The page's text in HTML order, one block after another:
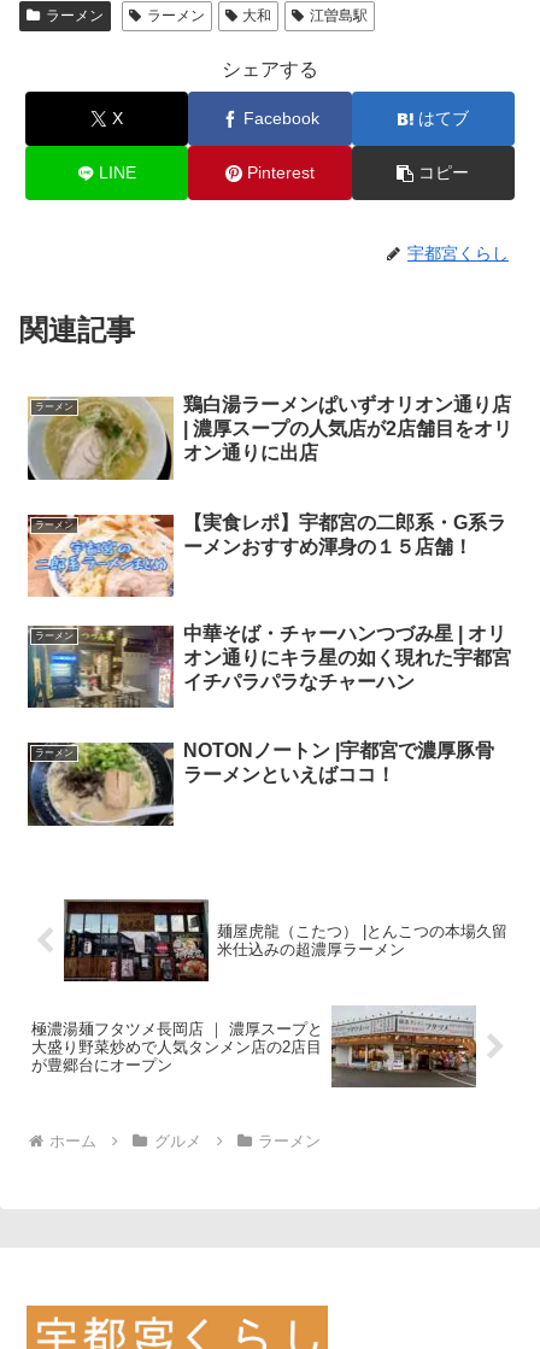
ラーメン ラーメン 大和 江曽島駅
シェアする
X Facebook はてブ
LINE Pinterest コピー
宇都宮くらし
関連記事
ラーメン
鶏白湯ラーメンぱいずオリオン通り店
| 濃厚スープの人気店が2店舗目をオリ
オン通りに出店
ラーメン
【実食レポ】宇都宮の二郎系・G系ラ
ーメンおすすめ渾身の１５店舗！
ラーメン
中華そば・チャーハンつづみ星 | オリ
オン通りにキラ星の如く現れた宇都宮
イチパラパラなチャーハン
ラーメン
NOTONノートン |宇都宮で濃厚豚骨
ラーメンといえばココ！
麺屋虎龍（こたつ） |とんこつの本場久留
米仕込みの超濃厚ラーメン
極濃湯麺フタツメ長岡店 ｜ 濃厚スープと
大盛り野菜炒めで人気タンメン店の2店目
が豊郷台にオープン
ホーム グルメ ラーメン